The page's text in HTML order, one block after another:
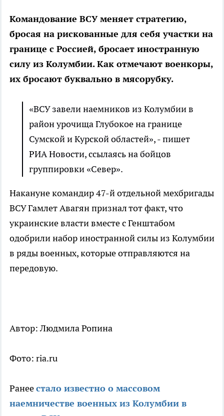
Командование ВСУ меняет стратегию,
бросая на рискованные для себя участки на
границе с Россией, бросает иностранную
силу из Колумбии. Как отмечают военкоры,
их бросают буквально в мясорубку.
«ВСУ завели наемников из Колумбии в
район урочища Глубокое на границе
Сумской и Курской областей», - пишет
РИА Новости, ссылаясь на бойцов
группировки «Север».
Накануне командир 47-й отдельной мехбригады
ВСУ Гамлет Авагян признал тот факт, что
украинские власти вместе с Генштабом
одобрили набор иностранной силы из Колумбии
в ряды военных, которые отправляются на
передовую.
Автор: Людмила Ропина
Фото: ria.ru
Ранеестало известно о массовом
наемничестве военных из Колумбии в